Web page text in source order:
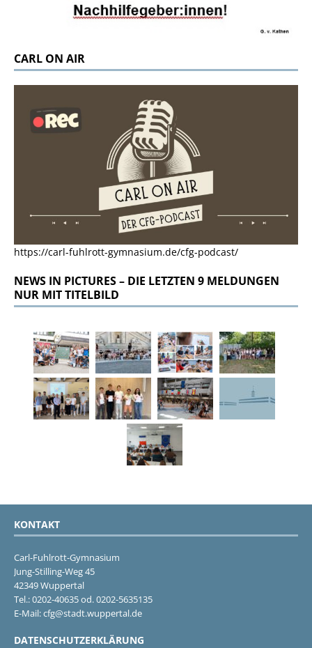
CARL ON AIR
https://carl-fuhlrott-gymnasium.de/cfg-podcast/
NEWS IN PICTURES – DIE LETZTEN 9 MELDUNGEN
NUR MIT TITELBILD
KONTAKT
Carl-Fuhlrott-Gymnasium
Jung-Stilling-Weg 45
42349 Wuppertal
Tel.: 0202-40635 od. 0202-5635135
E-Mail: cfg@stadt.wuppertal.de
DATENSCHUTZERKLÄRUNG